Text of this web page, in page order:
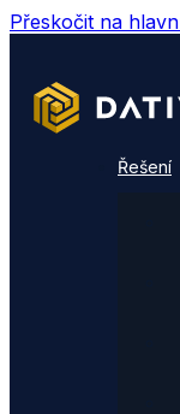
Přeskočit na
Řešení